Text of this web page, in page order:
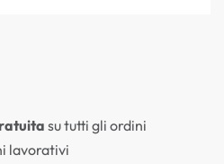
su tutti gli ordini
lavorativi